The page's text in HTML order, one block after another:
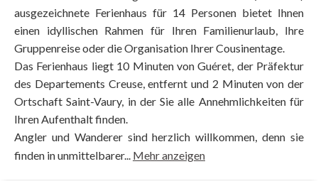
ausgezeichnete Ferienhaus für 14 Personen bietet Ihnen
einen idyllischen Rahmen für Ihren Familienurlaub, Ihre
Gruppenreise oder die Organisation Ihrer Cousinentage.
Das Ferienhaus liegt 10 Minuten von Guéret, der Präfektur
des Departements Creuse, entfernt und 2 Minuten von der
Ortschaft Saint-Vaury, in der Sie alle Annehmlichkeiten für
Ihren Aufenthalt finden.
Angler und Wanderer sind herzlich willkommen, denn sie
finden in unmittelbarer... Mehr anzeigen